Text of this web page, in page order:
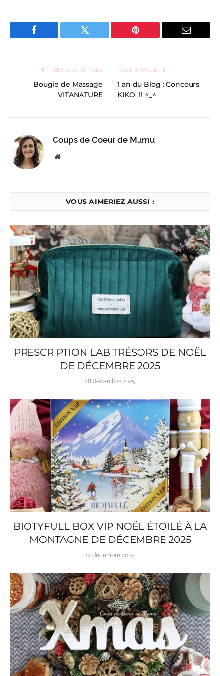
Facebook Twitter Pinterest Email
PREVIOUS ARTICLE
Bougie de Massage
VITANATURE
NEXT ARTICLE
1 an du Blog : Concours
KIKO !!! ^_^
Coups de Coeur de Mumu
Website
VOUS AIMERIEZ AUSSI :
PRESCRIPTION LAB TRÉSORS DE NOËL
DE DÉCEMBRE 2025
18 décembre 2025
BIOTYFULL BOX VIP NOËL ÉTOILÉ À LA
MONTAGNE DE DÉCEMBRE 2025
12 décembre 2025